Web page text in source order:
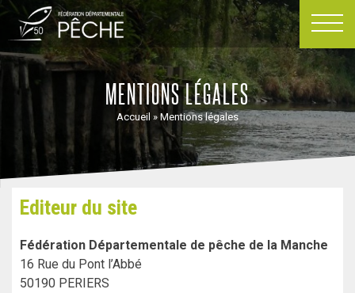
Passer
contenu
MENTIONS LÉGALES
Accueil » Mentions légales
Editeur du site
Fédération Départementale de pêche de la Manche
16 Rue du Pont l’Abbé
50190 PERIERS